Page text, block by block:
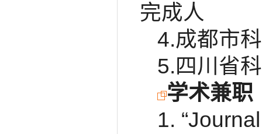
完成人
4.成都市
5.四川省
学术兼职
1.